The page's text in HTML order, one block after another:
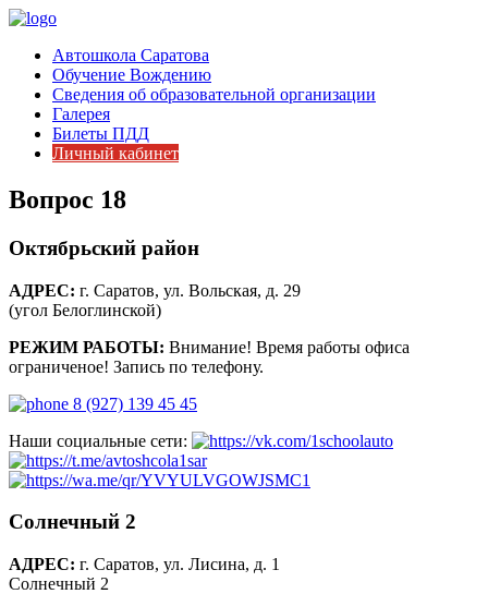
Автошкола Саратова
Обучение Вождению
Сведения об образовательной организации
Галерея
Билеты ПДД
Личный кабинет
Вопрос 18
Октябрьский район
АДРЕС: г. Саратов, ул. Вольская, д. 29
(угол Белоглинской)
РЕЖИМ РАБОТЫ: Внимание! Время работы офиса
ограниченое! Запись по телефону.
8 (927) 139 45 45
Наши социальные сети:
Солнечный 2
АДРЕС: г. Саратов, ул. Лисина, д. 1
Солнечный 2